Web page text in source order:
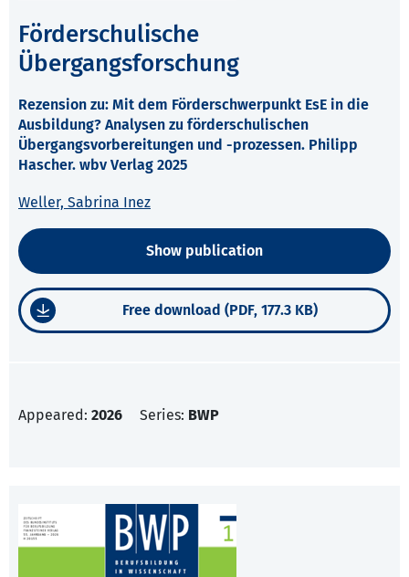
Förderschulische
Übergangsforschung
Rezension zu: Mit dem Förderschwerpunkt EsE in die
Ausbildung? Analysen zu förderschulischen
Übergangsvorbereitungen und -prozessen. Philipp
Hascher. wbv Verlag 2025
Weller, Sabrina Inez
Show publication
Free download (PDF, 177.3 KB)
Appeared: 2026 Series: BWP